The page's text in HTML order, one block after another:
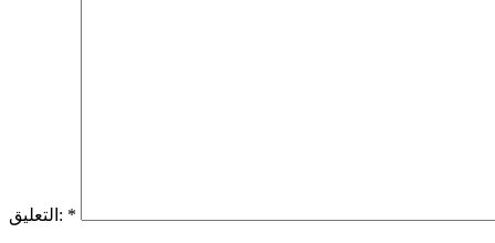
التعليق: *